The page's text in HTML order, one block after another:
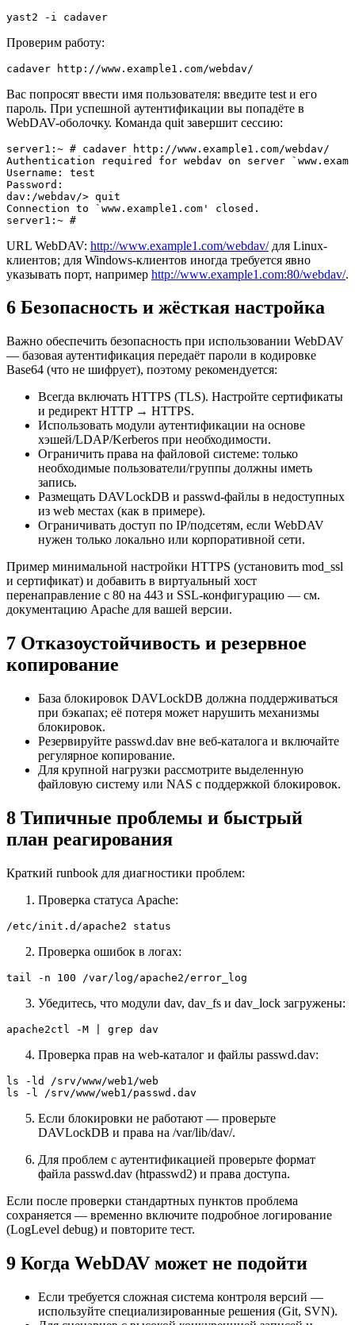
yast2 -i cadaver
Проверим работу:
cadaver http://www.example1.com/webdav/
Вас попросят ввести имя пользователя: введите test и его
пароль. При успешной аутентификации вы попадёте в
WebDAV-оболочку. Команда quit завершит сессию:
server1:~ # cadaver http://www.example1.com/webdav/
Authentication required for webdav on server
Username: test
Password:
dav:/webdav/> quit
Connection to `www.example1.com' closed.
server1:~ #
URL WebDAV: http://www.example1.com/webdav/для Linux-
клиентов; для Windows-клиентов иногда требуется явно
указывать порт, например http://www.example1.com:80/webdav/.
6 Безопасность и жёсткая настройка
Важно обеспечить безопасность при использовании WebDAV
— базовая аутентификация передаёт пароли в кодировке
Base64 (что не шифрует), поэтому рекомендуется:
Всегда включать HTTPS (TLS). Настройте сертификаты
и редирект HTTP → HTTPS.
Использовать модули аутентификации на основе
хэшей/LDAP/Kerberos при необходимости.
Ограничить права на файловой системе: только
необходимые пользователи/группы должны иметь
запись.
Размещать DAVLockDB и passwd-файлы в недоступных
из web местах (как в примере).
Ограничивать доступ по IP/подсетям, если WebDAV
нужен только локально или корпоративной сети.
Пример минимальной настройки HTTPS (установить mod_ssl
и сертификат) и добавить в виртуальный хост
перенаправление с 80 на 443 и SSL-конфигурацию — см.
документацию Apache для вашей версии.
7 Отказоустойчивость и резервное
копирование
База блокировок DAVLockDB должна поддерживаться
при бэкапах; её потеря может нарушить механизмы
блокировок.
Резервируйте passwd.dav вне веб-каталога и включайте
регулярное копирование.
Для крупной нагрузки рассмотрите выделенную
файловую систему или NAS с поддержкой блокировок.
8 Типичные проблемы и быстрый
план реагирования
Краткий runbook для диагностики проблем:
Проверка статуса Apache:
/etc/init.d/apache2 status
Проверка ошибок в логах:
tail -n 100 /var/log/apache2/error_log
Убедитесь, что модули dav, dav_fs и dav_lock загружены:
apache2ctl -M | grep dav
Проверка прав на web-каталог и файлы passwd.dav:
ls -ld /srv/www/web1/web
ls -l /srv/www/web1/passwd.dav
Если блокировки не работают — проверьте
DAVLockDB и права на /var/lib/dav/.
Для проблем с аутентификацией проверьте формат
файла passwd.dav (htpasswd2) и права доступа.
Если после проверки стандартных пунктов проблема
сохраняется — временно включите подробное логирование
(LogLevel debug) и повторите тест.
9 Когда WebDAV может не подойти
Если требуется сложная система контроля версий —
используйте специализированные решения (Git, SVN).